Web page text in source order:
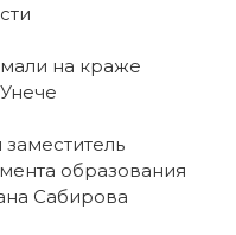
на краже
образования
Сабирова